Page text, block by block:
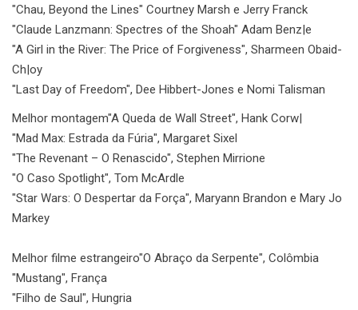
"Chau, Beyond the Lines" Courtney Marsh e Jerry Franck
"Claude Lanzmann: Spectres of the Shoah" Adam Benz|e
"A Girl in the River: The Price of Forgiveness", Sharmeen Obaid-
Ch|oy
"Last Day of Freedom", Dee Hibbert-Jones e Nomi Talisman
Melhor montagem"A Queda de Wall Street", Hank Corw|
"Mad Max: Estrada da Fúria", Margaret Sixel
"The Revenant – O Renascido", Stephen Mirrione
"O Caso Spotlight", Tom McArdle
"Star Wars: O Despertar da Força", Maryann Brandon e Mary Jo
Markey
Melhor filme estrangeiro"O Abraço da Serpente", Colômbia
"Mustang", França
"Filho de Saul", Hungria